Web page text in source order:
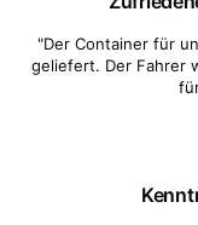
"Der Container für
geliefert. Der Fahrer